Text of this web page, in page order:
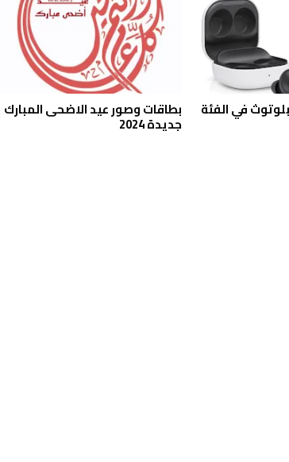
بلوتوث في الفئة بطاقات وصور عيد الاضحى المبارك
جديدة 2024